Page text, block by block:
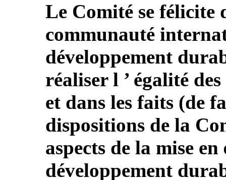
Le Comité se félicite
communauté
développement
réaliser l ’ égalité
et dans les faits (de
dispositions de la
aspects de la mise
développement